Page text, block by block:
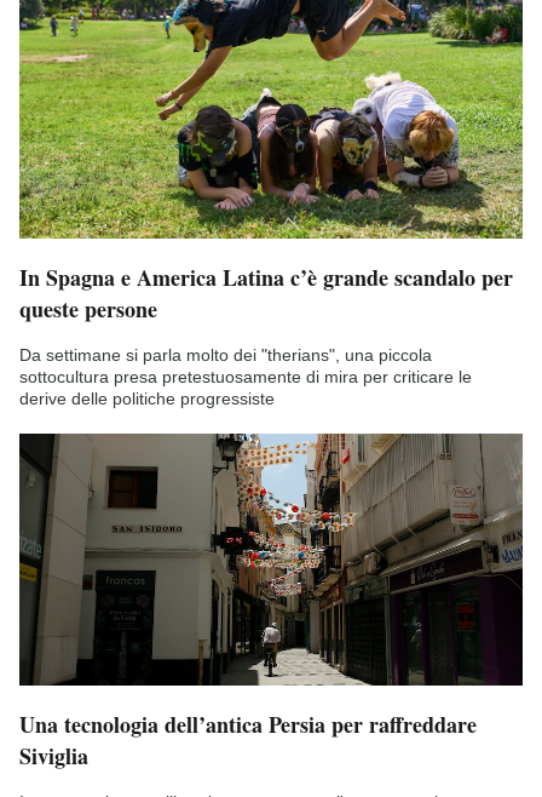
In Spagna e America Latina c’è grande scandalo per
queste persone
Da settimane si parla molto dei "therians", una piccola
sottocultura presa pretestuosamente di mira per criticare le
derive delle politiche progressiste
Una tecnologia dell’antica Persia per raffreddare
Siviglia